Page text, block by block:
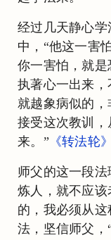
经过几天静心
中，“他这一害
你一害怕，就
执著心一出来，
就越象病似的
接受这次教训
来。” 《转法轮》
师父的这一段
炼人，就不应
的，我必须从
法，坚信师父